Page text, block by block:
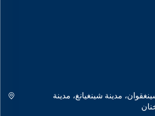
مدينة شينغيانغ، مدينة